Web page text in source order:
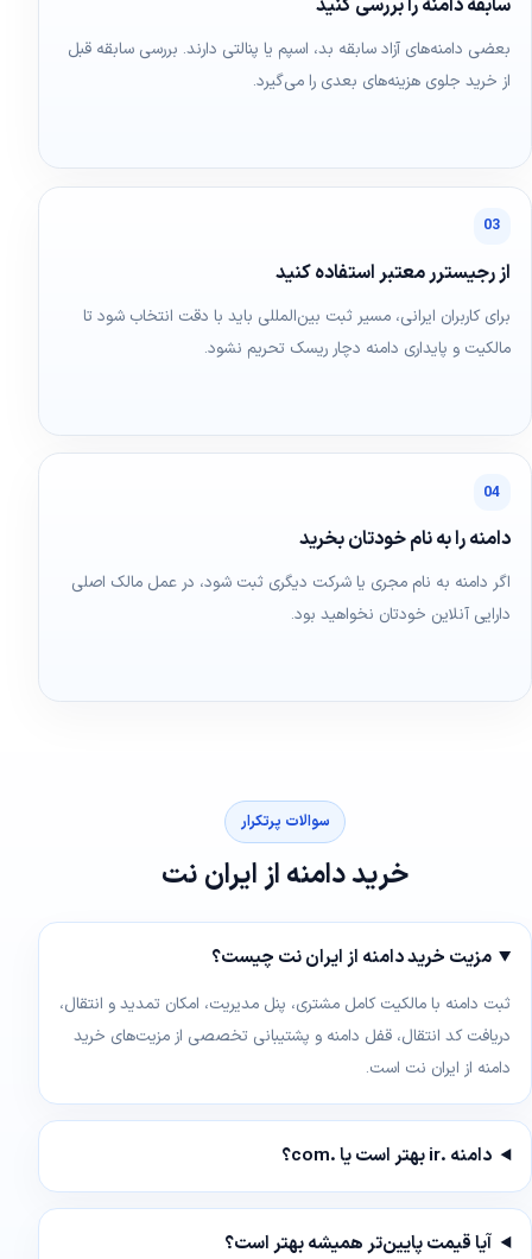
سابقه دامنه را بررسی کنید
بعضی دامنه‌های آزاد سابقه بد، اسپم یا پنالتی دارند. بررسی سابقه قبل
از خرید جلوی هزینه‌های بعدی را می‌گیرد.
03
از رجیسترر معتبر استفاده کنید
برای کاربران ایرانی، مسیر ثبت بین‌المللی باید با دقت انتخاب شود تا
مالکیت و پایداری دامنه دچار ریسک تحریم نشود.
04
دامنه را به نام خودتان بخرید
اگر دامنه به نام مجری یا شرکت دیگری ثبت شود، در عمل مالک اصلی
دارایی آنلاین خودتان نخواهید بود.
سوالات پرتکرار
خرید دامنه از ایران نت
مزیت خرید دامنه از ایران نت چیست؟
ثبت دامنه با مالکیت کامل مشتری، پنل مدیریت، امکان تمدید و انتقال،
دریافت کد انتقال، قفل دامنه و پشتیبانی تخصصی از مزیت‌های خرید
دامنه از ایران نت است.
دامنه .ir بهتر است یا .com؟
آیا قیمت پایین‌تر همیشه بهتر است؟